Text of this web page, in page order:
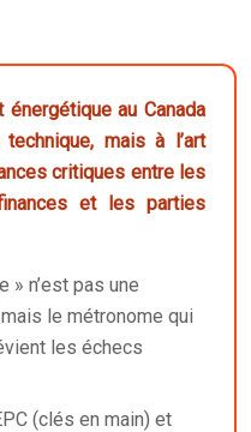
énergétique au Canada
mais à l’art
critiques entre les
et les parties
n’est pas une
le métronome qui
les échecs
(clés en main) et